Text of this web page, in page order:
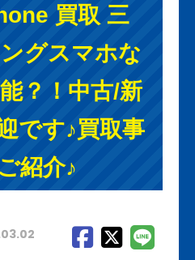
買取 三
グスマホな
？！中古/新
です♪買取事
紹介♪